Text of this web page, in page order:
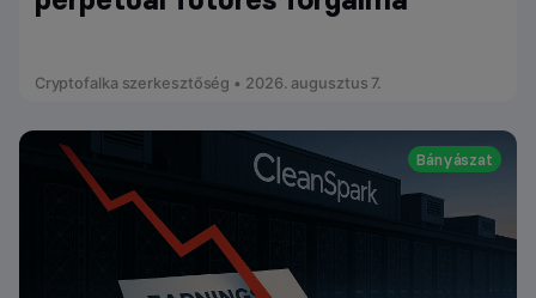
Cryptofalka szerkesztőség • 2026. augusztus 7.
Bányászat